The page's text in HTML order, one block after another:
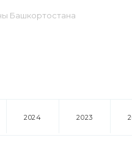
Башкортостана
2024 2023